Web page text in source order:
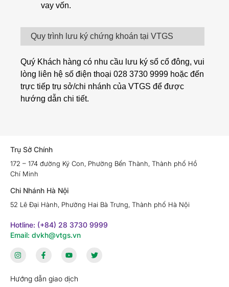
vay vốn.
Quy trình lưu ký chứng khoán tại VTGS
Quý Khách hàng có nhu cầu lưu ký sổ cổ đông, vui
lòng liên hệ số điện thoại 028 3730 9999 hoặc đến
trực tiếp trụ sở/chi nhánh của VTGS để được
hướng dẫn chi tiết.
Trụ Sở Chính
172 – 174 đường Ký Con, Phường Bến Thành, Thành phố Hồ
Chí Minh
Chi Nhánh Hà Nội
52 Lê Đại Hành, Phường Hai Bà Trưng, Thành phố Hà Nội
Hotline: (+84) 28 3730 9999
Email: dvkh@vtgs.vn
Hướng dẫn giao dịch